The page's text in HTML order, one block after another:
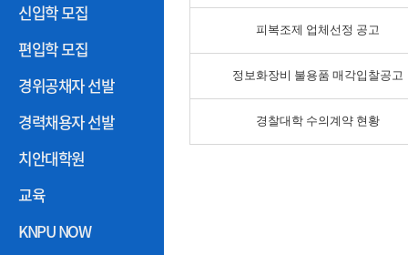
신입학 모집
편입학 모집
경위공채자 선발
경력채용자 선발
치안대학원
교육
KNPU NOW
피복조제 업체선정 공고
정보화장비 불용품 매각입찰공고
경찰대학 수의계약 현황